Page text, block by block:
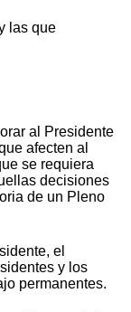
las que
al Presidente
afecten al
se requiera
decisiones
de un Pleno
el
y los
permanentes.